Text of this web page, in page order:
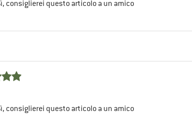
consiglierei questo articolo a un amico
consiglierei questo articolo a un amico